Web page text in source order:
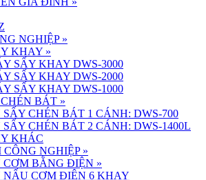
NGHIỆP »
KHAY »
SẤY KHAY DWS-3000
SẤY KHAY DWS-2000
SẤY KHAY DWS-1000
BÁT »
SẤY CHÉN BÁT 1 CÁNH: DWS-700
SẤY CHÉN BÁT 2 CÁNH: DWS-1400L
KHÁC
NGHIỆP »
CƠM BẰNG ĐIỆN »
NẤU CƠM ĐIỆN 6 KHAY